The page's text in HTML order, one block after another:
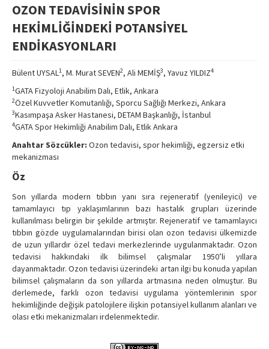
Editorial Board
Instructions to Authors
Contact Us
OZON TEDAVİSİNİN SPOR
HEKİMLİĞİNDEKİ POTANSİYEL
ENDİKASYONLARI
Bülent UYSAL1, M. Murat SEVEN2, Ali MEMİŞ3, Yavuz YILDIZ4
1GATA Fizyoloji Anabilim Dalı, Etlik, Ankara
2Özel Kuvvetler Komutanlığı, Sporcu Sağlığı Merkezi, Ankara
3Kasımpaşa Asker Hastanesi, DETAM Başkanlığı, İstanbul
4GATA Spor Hekimliği Anabilim Dalı, Etlik Ankara
Anahtar Sözcükler: Ozon tedavisi, spor hekimliği, egzersiz etki
mekanizması
Öz
Son yıllarda modern tıbbın yanı sıra rejeneratif (yenileyici) ve
tamamlayıcı tıp yaklaşımlarının bazı hastalık grupları üzerinde
kullanılması belirgin bir şekilde artmıştır. Rejeneratif ve tamamlayıcı
tıbbın gözde uygulamalarından birisi olan ozon tedavisi ülkemizde
de uzun yıllardır özel tedavi merkezlerinde uygulanmaktadır. Ozon
tedavisi hakkındaki ilk bilimsel çalışmalar 1950’li yıllara
dayanmaktadır. Ozon tedavisi üzerindeki artan ilgi bu konuda yapılan
bilimsel çalışmaların da son yıllarda artmasına neden olmuştur. Bu
derlemede, farklı ozon tedavisi uygulama yöntemlerinin spor
hekimliğinde değişik patolojilere ilişkin potansiyel kullanım alanları ve
olası etki mekanizmaları irdelenmektedir.